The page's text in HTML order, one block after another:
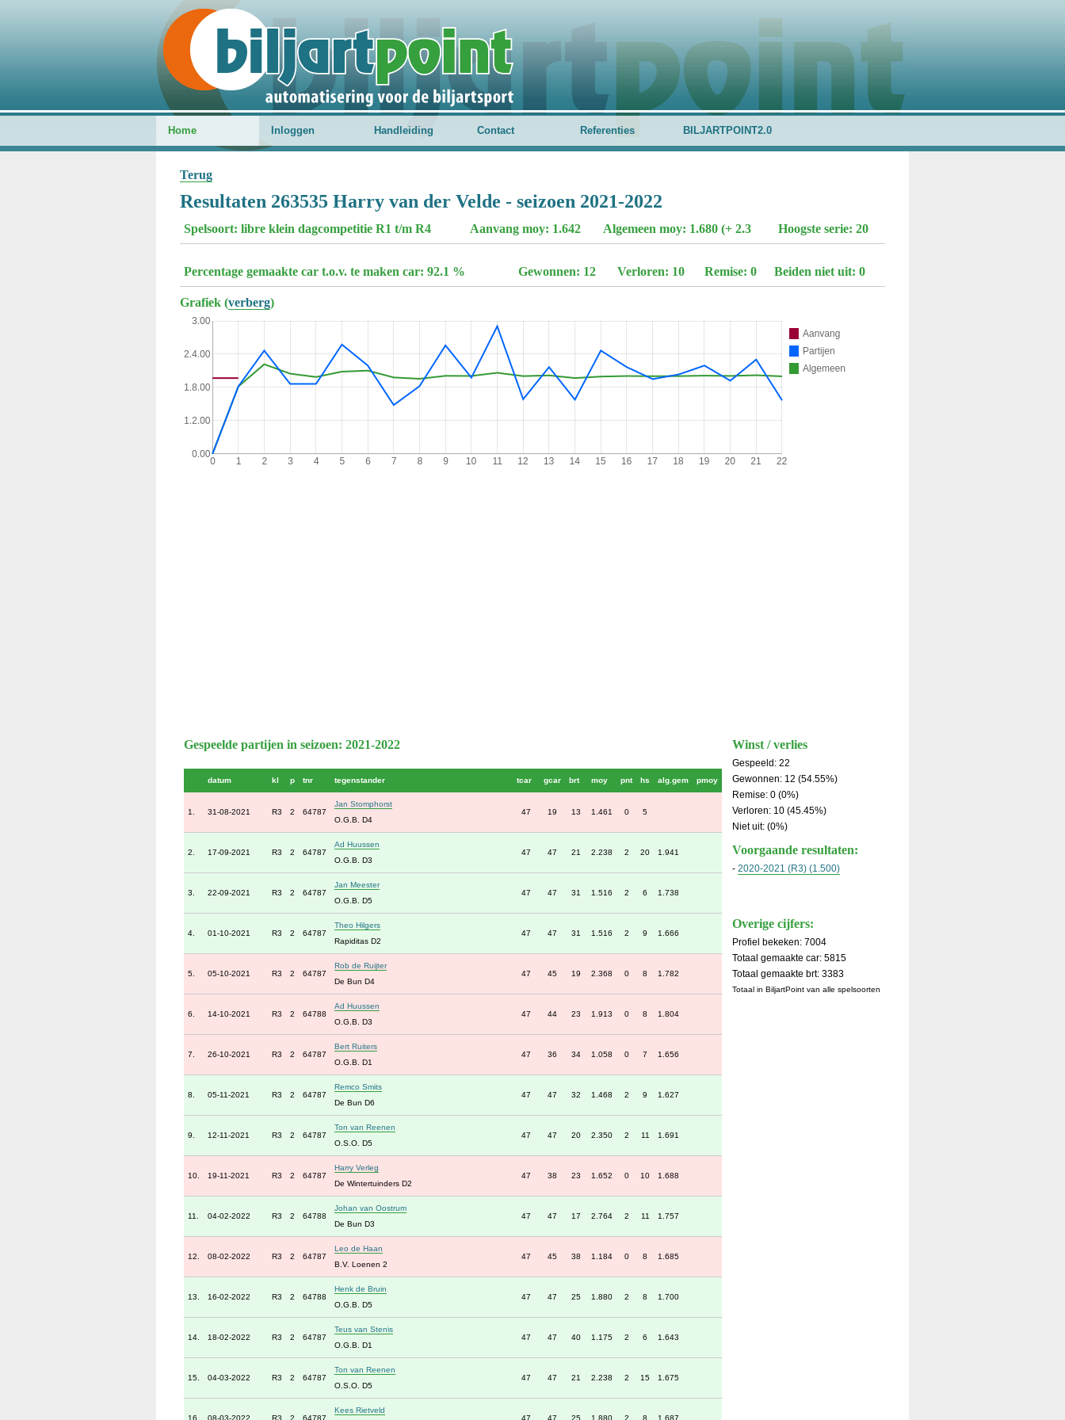
Home Inloggen Handleiding Contact Referenties BILJARTPOINT2.0
Terug
Resultaten 263535 Harry van der Velde - seizoen 2021-2022
Spelsoort: libre klein dagcompetitie R1 t/m R4 Aanvang moy: 1.642 Algemeen moy: 1.680 (+ 2.3 Hoogste serie: 20
Percentage gemaakte car t.o.v. te maken car: 92.1 % Gewonnen: 12 Verloren: 10 Remise: 0 Beiden niet uit: 0
Grafiek (verberg)
Gespeelde partijen in seizoen: 2021-2022
datum kl p tnr tegenstander tcar gcar brt moy pnt hs alg.gem pmoy
1. 31-08-2021 R3 2 64787
Jan Stomphorst
O.G.B. D4
47 19 13 1.461 0 5
2. 17-09-2021 R3 2 64787
Ad Huussen
O.G.B. D3
47 47 21 2.238 2 20 1.941
3. 22-09-2021 R3 2 64787
Jan Meester
O.G.B. D5
47 47 31 1.516 2 6 1.738
4. 01-10-2021 R3 2 64787
Theo Hilgers
Rapiditas D2
47 47 31 1.516 2 9 1.666
5. 05-10-2021 R3 2 64787
Rob de Ruijter
De Bun D4
47 45 19 2.368 0 8 1.782
6. 14-10-2021 R3 2 64788
Ad Huussen
O.G.B. D3
47 44 23 1.913 0 8 1.804
7. 26-10-2021 R3 2 64787
Bert Ruiters
O.G.B. D1
47 36 34 1.058 0 7 1.656
8. 05-11-2021 R3 2 64787
Remco Smits
De Bun D6
47 47 32 1.468 2 9 1.627
9. 12-11-2021 R3 2 64787
Ton van Reenen
O.S.O. D5
47 47 20 2.350 2 11 1.691
10. 19-11-2021 R3 2 64787
Harry Verleg
De Wintertuinders D2
47 38 23 1.652 0 10 1.688
11. 04-02-2022 R3 2 64788
Johan van Oostrum
De Bun D3
47 47 17 2.764 2 11 1.757
12. 08-02-2022 R3 2 64787
Leo de Haan
B.V. Loenen 2
47 45 38 1.184 0 8 1.685
13. 16-02-2022 R3 2 64788
Henk de Bruin
O.G.B. D5
47 47 25 1.880 2 8 1.700
14. 18-02-2022 R3 2 64787
Teus van Stenis
O.G.B. D1
47 47 40 1.175 2 6 1.643
15. 04-03-2022 R3 2 64787
Ton van Reenen
O.S.O. D5
47 47 21 2.238 2 15 1.675
16. 08-03-2022 R3 2 64787
Kees Rietveld
47
47 25 1.880 2 8 1.687
Winst / verlies
Gespeeld: 22
Gewonnen: 12 (54.55%)
Remise: 0 (0%)
Verloren: 10 (45.45%)
Niet uit: (0%)
Voorgaande resultaten:
- 2020-2021 (R3) (1.500)
Overige cijfers:
Profiel bekeken: 7004
Totaal gemaakte car: 5815
Totaal gemaakte brt: 3383
Totaal in BiljartPoint van alle spelsoorten